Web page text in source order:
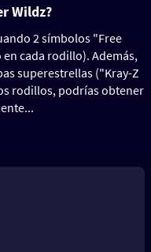
Wildz?
2 símbolos "Free
cada rodillo). Además,
superestrellas ("Kray-Z
rodillos, podrías obtener